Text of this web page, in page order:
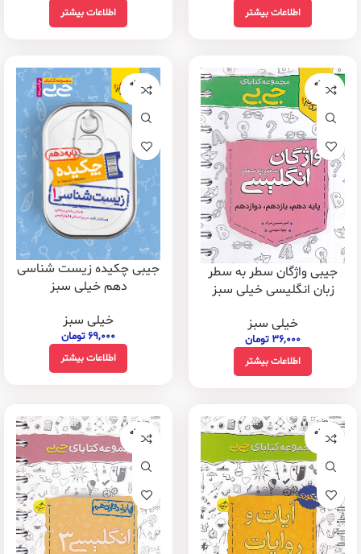
اطلاعات بیشتر اطلاعات بیشتر
فروخته
شده
جیبی واژگان سطر به سطر
زبان انگلیسی خیلی سبز
خیلی سبز
۳۶,۰۰۰ تومان
اطلاعات بیشتر
فروخته
شده
جیبی چکیده زیست شناسی
دهم خیلی سبز
خیلی سبز
۶۹,۰۰۰ تومان
اطلاعات بیشتر
فروخته
شده
فروخته
شده